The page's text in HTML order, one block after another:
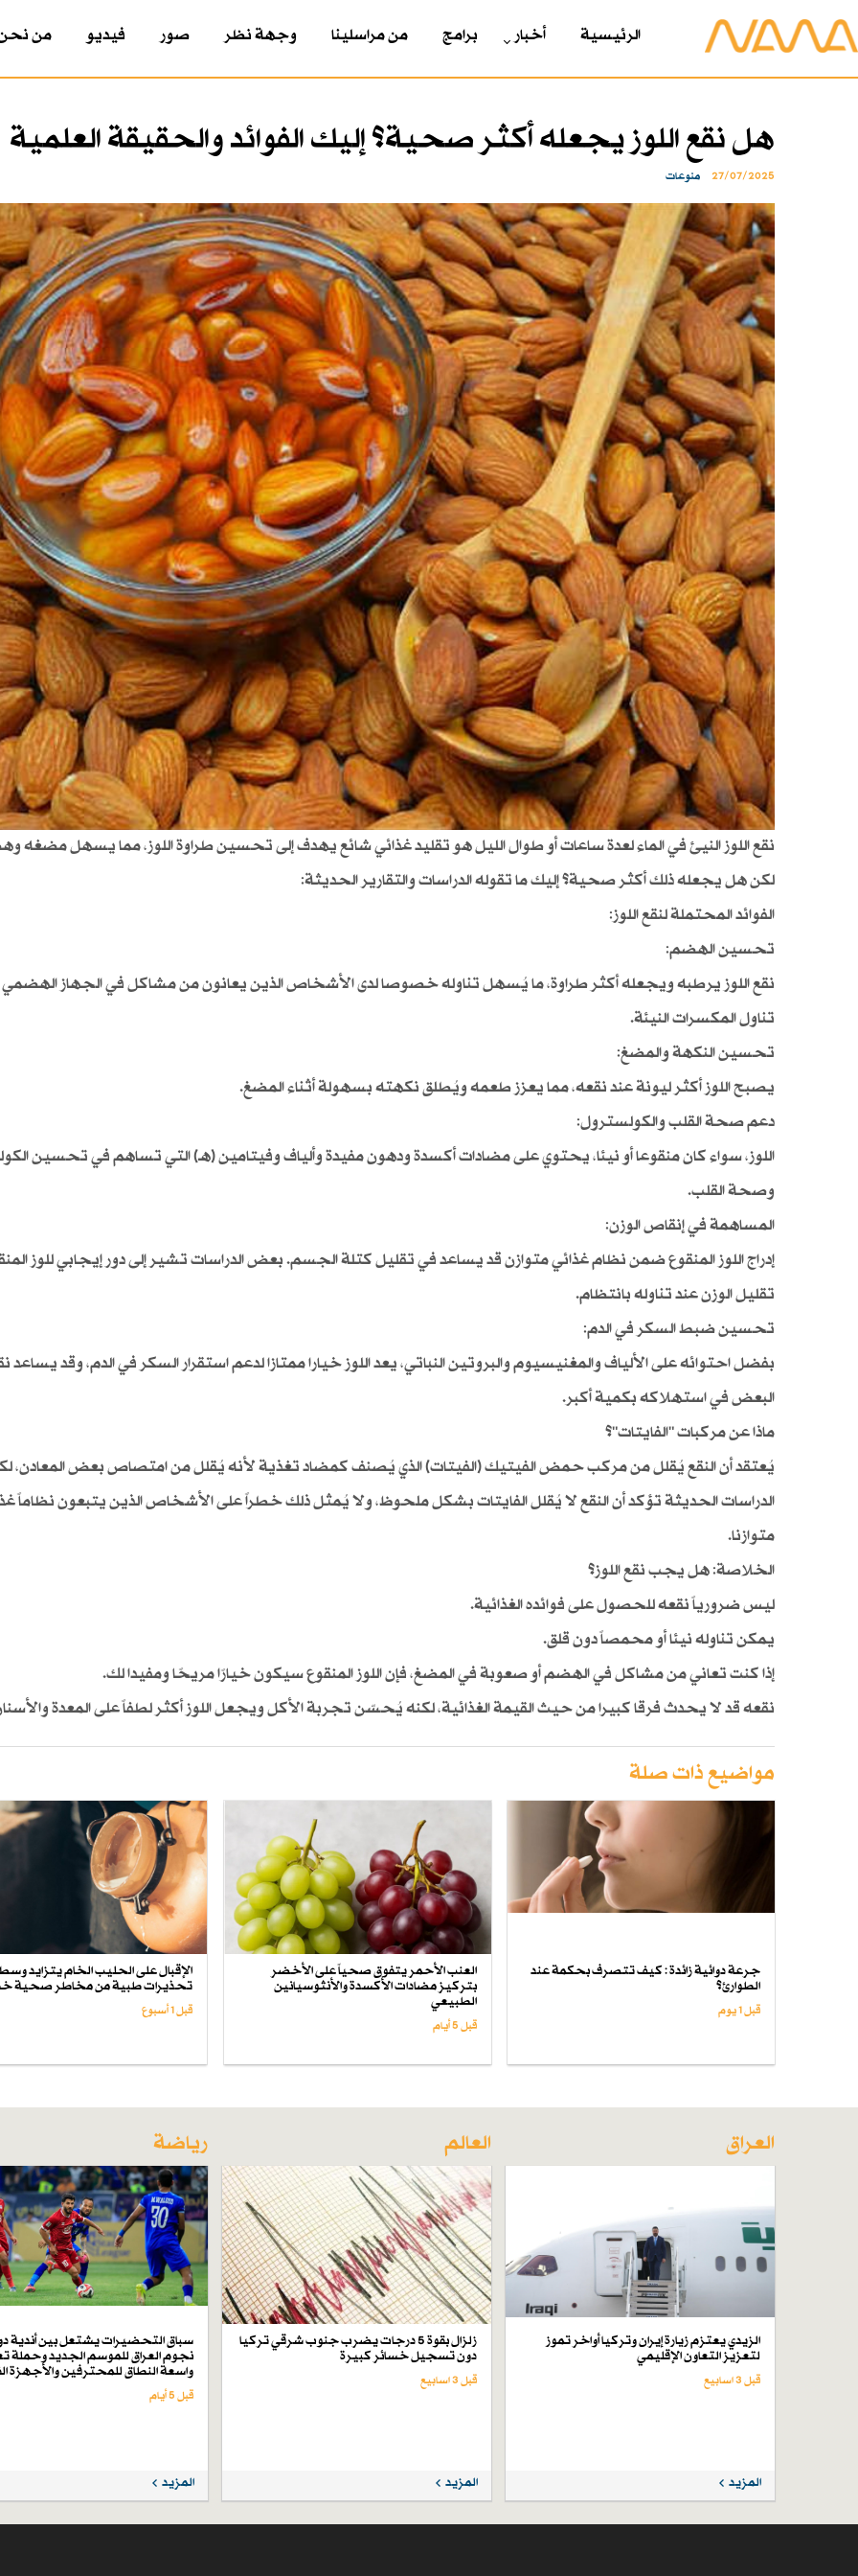
الرئیسیة أخبار برامج من مراسلينا وجهة نظر صور فيديو من
هل نقع اللوز يجعله أكثر صحية؟ إليك الفوائد والحقيقة العلمية
27/07/2025 منوعات
نقع اللوز النيئ في الماء لعدة ساعات أو طوال الليل هو تقليد غذائي شائع يهدف إلى تحسين طراوة اللوز، مما يسهل مضغه
لكن هل يجعله ذلك أكثر صحية؟ إليك ما تقوله الدراسات والتقارير الحديثة:
الفوائد المحتملة لنقع اللوز:
تحسين الهضم:
نقع اللوز يرطبه ويجعله أكثر طراوة، ما يُسهل تناوله خصوصا لدى الأشخاص الذين يعانون من مشاكل في الجهاز الهضمي
تناول المكسرات النيئة.
تحسين النكهة والمضغ:
يصبح اللوز أكثر ليونة عند نقعه، مما يعزز طعمه ويُطلق نكهته بسهولة أثناء المضغ.
دعم صحة القلب والكولسترول:
اللوز، سواء كان منقوعا أو نيئا، يحتوي على مضادات أكسدة ودهون مفيدة وألياف وفيتامين (هـ) التي تساهم في تحسين
وصحة القلب.
المساهمة في إنقاص الوزن:
إدراج اللوز المنقوع ضمن نظام غذائي متوازن قد يساعد في تقليل كتلة الجسم. بعض الدراسات تشير إلى دور إيجابي للوز
تقليل الوزن عند تناوله بانتظام.
تحسين ضبط السكر في الدم:
بفضل احتوائه على الألياف والمغنيسيوم والبروتين النباتي، يعد اللوز خيارا ممتازا لدعم استقرار السكر في الدم، وقد يساعد
البعض في استهلاكه بكمية أكبر.
ماذا عن مركبات "الفايتات"؟
يُعتقد أن النقع يُقلل من مركب حمض الفيتيك (الفيتات) الذي يُصنف كمضاد تغذية لأنه يُقلل من امتصاص بعض المعادن،
الدراسات الحديثة تؤكد أن النقع لا يُقلل الفايتات بشكل ملحوظ، ولا يُمثل ذلك خطراً على الأشخاص الذين يتبعون نظاماً
متوازنا.
الخلاصة: هل يجب نقع اللوز؟
ليس ضرورياً نقعه للحصول على فوائده الغذائية.
يمكن تناوله نيئا أو محمصاً دون قلق.
إذا كنت تعاني من مشاكل في الهضم أو صعوبة في المضغ، فإن اللوز المنقوع سيكون خيارًا مريحًا ومفيدا لك.
نقعه قد لا يحدث فرقا كبيرا من حيث القيمة الغذائية، لكنه يُحسّن تجربة الأكل ويجعل اللوز أكثر لطفاً على المعدة
مواضيع ذات صلة
جرعة دوائية زائدة : كيف تتصرف بحكمة عند
الطوارئ؟
قبل 1 یوم
العنب الأحمر يتفوق صحياً على الأخضر
بتركيز مضادات الأكسدة والأنثوسيانين
الطبيعي
قبل 5 أيام
الإقبال على الحليب الخام يتزايد
تحذيرات طبية من مخاطر صحية
قبل 1 أسبوع
العراق
الزيدي يعتزم زيارة إيران وتركيا أواخر تموز
لتعزيز التعاون الإقليمي
قبل 3 اسابیع
المزيد
العالم
زلزال بقوة 5 درجات يضرب جنوب شرقي تركيا
دون تسجيل خسائر كبيرة
قبل 3 اسابیع
المزيد
رياضة
سباق التحضيرات يشتعل بين أندية
نجوم العراق للموسم الجديد وحملة
واسعة النطاق للمحترفين والأجهزة
قبل 5 أيام
المزيد